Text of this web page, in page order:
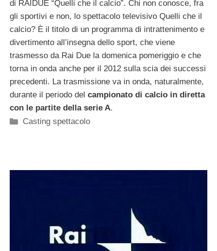
di RAIDUE “Quelli che il calcio”. Chi non conosce, fra
gli sportivi e non, lo spettacolo televisivo Quelli che il
calcio? È il titolo di un programma di intrattenimento e
divertimento all’insegna dello sport, che viene
trasmesso da Rai Due la domenica pomeriggio e che
torna in onda anche per il 2012 sulla scia dei successi
precedenti. La trasmissione va in onda, naturalmente,
durante il periodo del campionato di calcio in diretta
con le partite della serie A.
Categorie
Casting spettacolo